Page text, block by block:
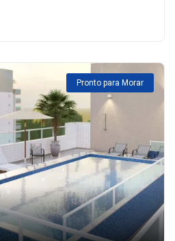
Pronto para Morar